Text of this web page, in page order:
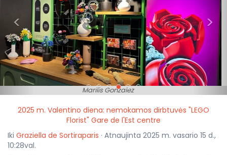
Marilis Gonzalez
< >
2025 m. Valentino diena: nemokamos dirbtuvės "LEGO
Florist" Gare de l'Est centre
Iki Graziella de Sortiraparis · Atnaujinta 2025 m. vasario 15 d.,
10:28val.